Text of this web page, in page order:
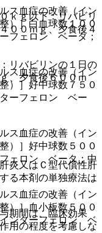
ス血症の改善（イン
）］白血球数１００
フェロン ベータ；
ス血症の改善（イン
）］好中球数７５０
ターフェロン ベー
ス血症の改善（イン
）］好中球数５００
フェロン ベータ；中
ス血症の改善（イン
）］血小板数５００
インターフェロン ベ
ｋｇ以下：リバビリ
００ｍｇ、夕食後４
リバビリンの１日の
、夕食後６００ｍ
炎又はＣ型代償性肝
る本剤の単独療法は
期間は、臨床効果
用の程度を考慮しな